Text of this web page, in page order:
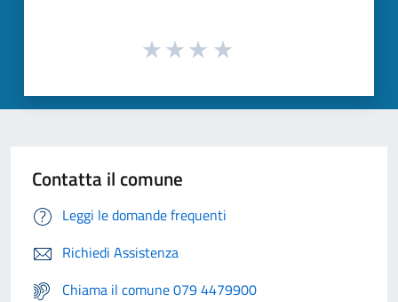
Contatta il comune
Leggi le domande frequenti
Richiedi Assistenza
Chiama il comune 079 4479900